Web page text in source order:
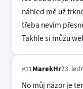
náhled mě už
třeba nevím
Takhle si můžu
#11MarekHr23.
No můj názor je